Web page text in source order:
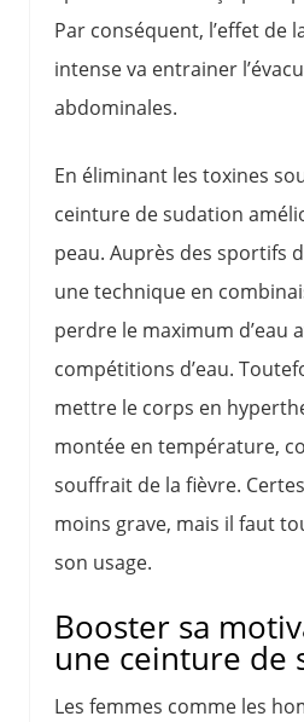
Par conséquent, l’effet de
intense va entrainer
abdominales.
En éliminant les toxines
ceinture de sudation
peau. Auprès des sportifs
une technique en
perdre le maximum d’eau
compétitions d’eau.
mettre le corps en
montée en température,
souffrait de la fièvre.
moins grave, mais il faut
son usage.
Booster sa
une ceinture de
Les femmes comme les